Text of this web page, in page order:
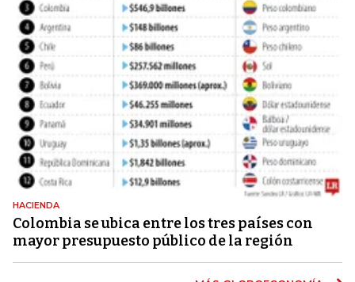
HACIENDA
Colombia se ubica entre los tres países con
mayor presupuesto público de la región